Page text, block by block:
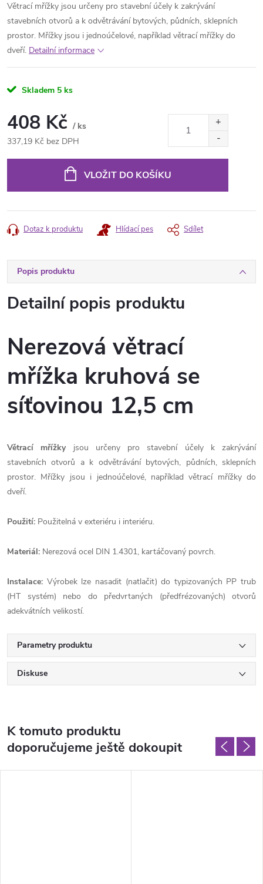
Větrací mřížky jsou určeny pro stavební účely k zakrývání
stavebních otvorů a k odvětrávání bytových, půdních, sklepních
prostor. Mřížky jsou i jednoúčelové, například větrací mřížky do
dveří. Detailní informace
Skladem 5 ks
408 Kč / ks
337,19 Kč bez DPH
VLOŽIT DO KOŠÍKU
Dotaz k produktu Hlídací pes Sdílet
Popis produktu
Detailní popis produktu
Nerezová větrací
mřížka kruhová se
síťovinou 12,5 cm
Větrací mřížky
jsou určeny pro stavební účely k zakrývání
stavebních otvorů a k odvětrávání bytových, půdních, sklepních
prostor. Mřížky jsou i jednoúčelové, například větrací mřížky do
dveří.
Použití: Použitelná v exteriéru i interiéru.
Materiál: Nerezová ocel DIN 1.4301, kartáčovaný povrch.
Instalace: Výrobek lze nasadit (natlačit) do typizovaných PP trub
(HT systém) nebo do předvrtaných (předfrézovaných) otvorů
adekvátních velikostí.
Parametry produktu
Diskuse
K tomuto produktu
doporučujeme ještě dokoupit